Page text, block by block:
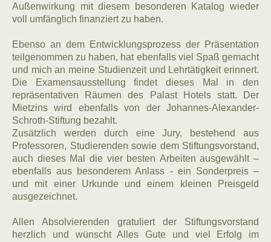
Außenwirkung mit diesem besonderen Katalog wieder
voll umfänglich finanziert zu haben.
Ebenso an dem Entwicklungsprozess der Präsentation
teilgenommen zu haben, hat ebenfalls viel Spaß gemacht
und mich an meine Studienzeit und Lehrtätigkeit erinnert.
Die Examensausstellung findet dieses Mal in den
repräsentativen Räumen des Palast Hotels statt. Der
Mietzins wird ebenfalls von der Johannes-Alexander-
Schroth-Stiftung bezahlt.
Zusätzlich werden durch eine Jury, bestehend aus
Professoren, Studierenden sowie dem Stiftungsvorstand,
auch dieses Mal die vier besten Arbeiten ausgewählt –
ebenfalls aus besonderem Anlass - ein Sonderpreis –
und mit einer Urkunde und einem kleinen Preisgeld
ausgezeichnet.
Allen Absolvierenden gratuliert der Stiftungsvorstand
herzlich und wünscht Alles Gute und viel Erfolg im